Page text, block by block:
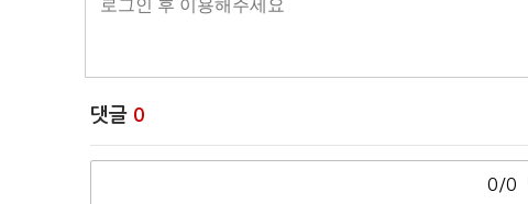
댓글 0
0/0